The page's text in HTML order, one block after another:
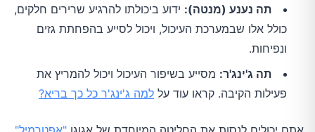
תה נענע (מנטה): ידוע ביכולתו להרגיע שרירים חלקים,
כולל אלו שבמערכת העיכול, ויכול לסייע בהפחתת גזים
ונפיחות.
תה ג'ינג'ר: מסייע בשיפור העיכול ויכול להמריץ את
פעילות הקיבה. קראו עוד על למה ג'ינג'ר כל כך בריא?